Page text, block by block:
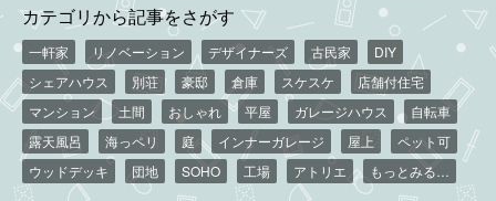
カテゴリから記事をさがす
一軒家 リノベーション デザイナーズ 古民家
DIY
シェアハウス
別荘 豪邸 倉庫 スケスケ
店舗付住宅
マンション
土間 おしゃれ 平屋 ガレージハウス
自転車
露天風呂
海っペリ 庭 インナーガレージ 屋上
ペット可
ウッドデッキ
団地 SOHO 工場 アトリエ もっとみる…